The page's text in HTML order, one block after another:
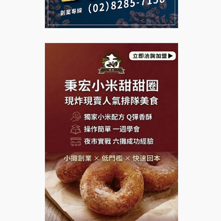
說明會
微風亭鐵板燒加盟說明會
鮮茶道加盟說明會
【曉妍美妝】誠徵行政櫃檯
自助洗衣店誠徵代洗收送人員
(台中市)
MUSHEN徵SPA美容芳療師
日十。早午食加盟說明會
拾鑶火鍋加盟說明會
義氣豐發雞加盟說明會
Mr.Wish加盟說明會
白鬍泡泡 BOHO POPO加盟說
明會
雞咕雞咕加盟說明會
TEA TOP加盟說明會
珍好味臭臭鍋加盟說明會
藍象廷泰式火鍋加盟說明會
日十。早午食加盟說明會